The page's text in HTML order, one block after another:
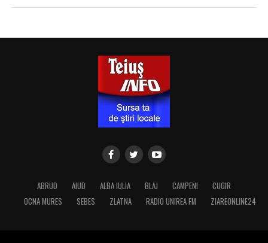
ABRUD AIUD ALBA IULIA BLAJ CAMPENI
CUGIR
OCNA MURES
SEBES ZLATNA RADIO UNIREA FM ZIAREONLINE24